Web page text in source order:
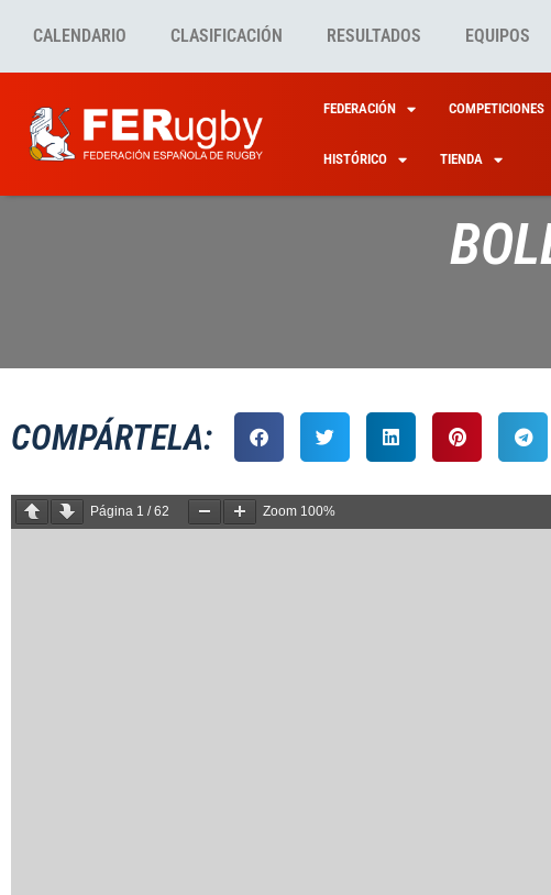
CALENDARIO CLASIFICACIÓN RESULTADOS EQUIPOS
FEDERACIÓN COMPETICIONES
HISTÓRICO TIENDA
COMPÁRTELA:
Página 1 /62 Zoom 100%